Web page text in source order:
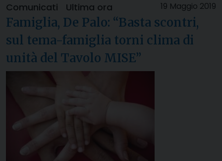
19 Maggio 2019
Comunicati Ultima ora
Famiglia, De Palo: “Basta scontri,
sul tema-famiglia torni clima di
unità del Tavolo MISE”